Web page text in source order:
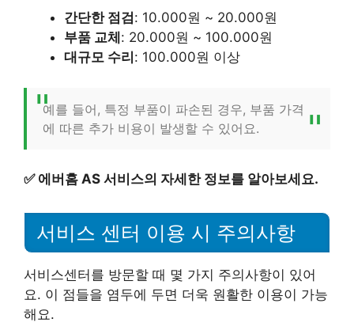
간단한 점검 : 10.000원 ~ 20.000원
부품 교체 : 20.000원 ~ 100.000원
대규모 수리 : 100.000원 이상
예를 들어, 특정 부품이 파손된 경우, 부품 가격
에 따른 추가 비용이 발생할 수 있어요.
✅ 에버홈 AS 서비스의 자세한 정보를 알아보세요.
서비스 센터 이용 시 주의사항
서비스센터를 방문할 때 몇 가지 주의사항이 있어
요. 이 점들을 염두에 두면 더욱 원활한 이용이 가능
해요.